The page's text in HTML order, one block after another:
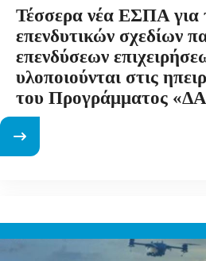
Τέσσερα νέα ΕΣΠΑ για
επενδυτικών σχεδίων
επενδύσεων
υλοποιούνται στις
του Προγράμματος